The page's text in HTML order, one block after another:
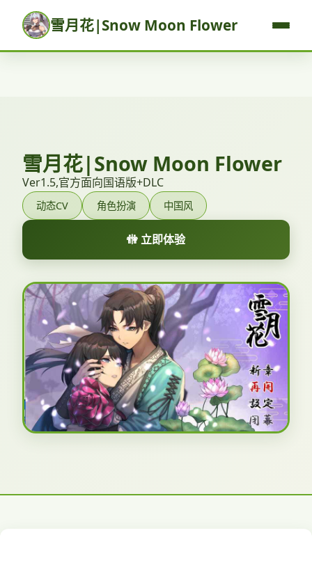
雪月花|Snow Moon Flower
雪月花|Snow Moon Flower
Ver1.5,官方面向国语版+DLC
动态CV 角色扮演 中国风
🚻 立即体验